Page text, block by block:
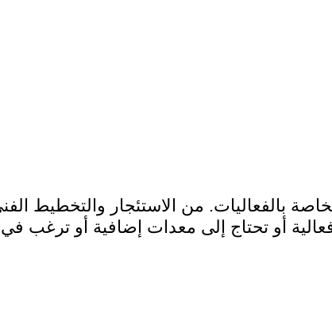
بالفعاليات. من الاستئجار والتخطيط
أو تحتاج إلى معدات إضافية أو ترغب